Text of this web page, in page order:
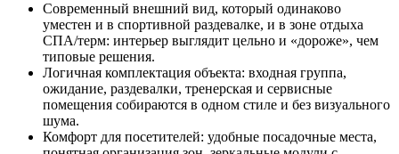
Современный внешний вид, который одинаково
уместен и в спортивной раздевалке, и в зоне отдыха
СПА/терм: интерьер выглядит цельно и «дороже», чем
типовые решения.
Логичная комплектация объекта: входная группа,
ожидание, раздевалки, тренерская и сервисные
помещения собираются в одном стиле и без визуального
шума.
Комфорт для посетителей: удобные посадочные места,